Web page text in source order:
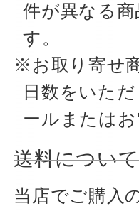
件が異なる
す。
※お取り寄せ
日数をいた
ールまたは
送料について
当店でご購入